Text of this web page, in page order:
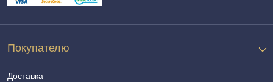
Покупателю
Доставка